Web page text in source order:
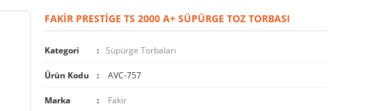
FAKIR PRESTIGE TS 2000 A+ SÜPÜRGE TOZ TORBASI
Kategori Süpürge Torbaları
Ürün Kodu AVC-757
Marka Fakir